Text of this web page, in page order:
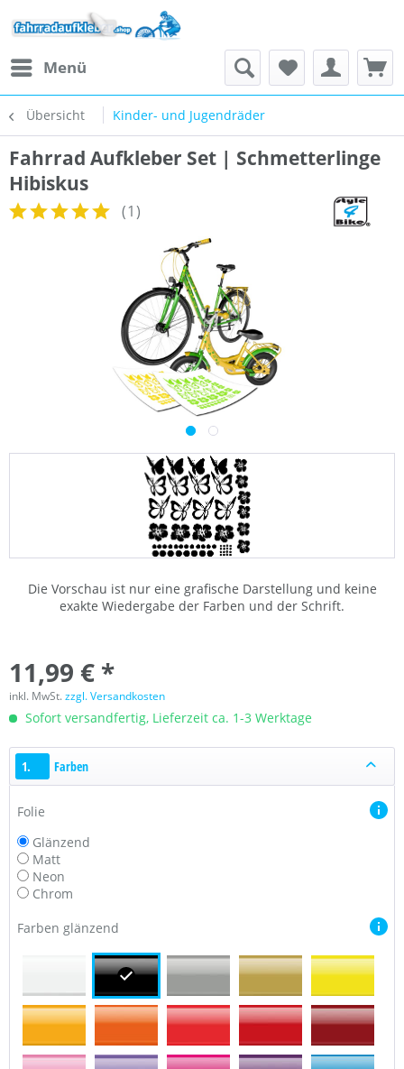
Menü
Übersicht Kinder- und Jugendräder
Fahrrad Aufkleber Set | Schmetterlinge
Hibiskus
(1)
Die Vorschau ist nur eine grafische Darstellung und keine
exakte Wiedergabe der Farben und der Schrift.
11,99 € *
inkl. MwSt.zzgl. Versandkosten
Sofort versandfertig, Lieferzeit ca. 1-3 Werktage
1. Farben
Folie
Glänzend
Matt
Neon
Chrom
Farben glänzend